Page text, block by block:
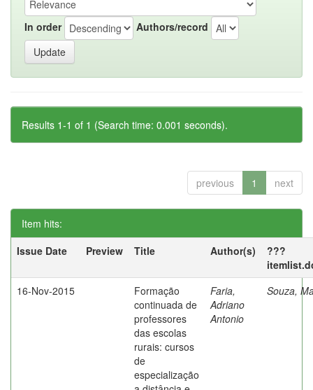
In order Authors/record
Results 1-1 of 1 (Search time: 0.001 seconds).
previous 1 next
Item hits:
Issue Date
Preview Title Author(s)
???
16-Nov-2015
Formação
continuada de
professores
das escolas
rurais: cursos
de
especialização
Faria,
Adriano
Antonio
Souza,